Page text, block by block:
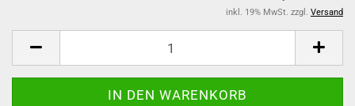
inkl. 19% MwSt. zzgl. Versand